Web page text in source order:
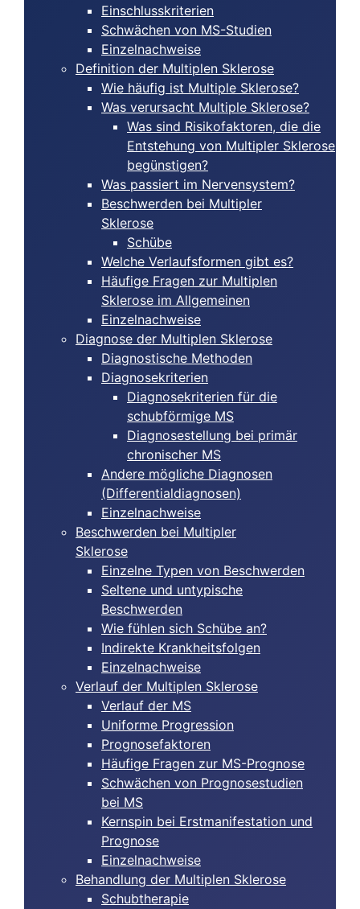
Einschlusskriterien
Schwächen von MS-Studien
Einzelnachweise
Definition der Multiplen Sklerose
Wie häufig ist Multiple Sklerose?
Was verursacht Multiple Sklerose?
Was sind Risikofaktoren, die die
Entstehung von Multipler Sklerose
begünstigen?
Was passiert im Nervensystem?
Beschwerden bei Multipler
Sklerose
Schübe
Welche Verlaufsformen gibt es?
Häufige Fragen zur Multiplen
Sklerose im Allgemeinen
Einzelnachweise
Diagnose der Multiplen Sklerose
Diagnostische Methoden
Diagnosekriterien
Diagnosekriterien für die
schubförmige MS
Diagnosestellung bei primär
chronischer MS
Andere mögliche Diagnosen
(Differentialdiagnosen)
Einzelnachweise
Beschwerden bei Multipler
Sklerose
Einzelne Typen von Beschwerden
Seltene und untypische
Beschwerden
Wie fühlen sich Schübe an?
Indirekte Krankheitsfolgen
Einzelnachweise
Verlauf der Multiplen Sklerose
Verlauf der MS
Uniforme Progression
Prognosefaktoren
Häufige Fragen zur MS-Prognose
Schwächen von Prognosestudien
bei MS
Kernspin bei Erstmanifestation und
Prognose
Einzelnachweise
Behandlung der Multiplen Sklerose
Schubtherapie